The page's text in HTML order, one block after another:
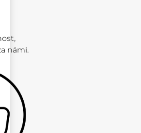
námi.